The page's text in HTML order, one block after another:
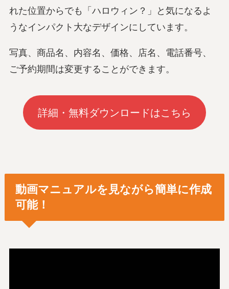
れた位置からでも「ハロウィン？」と気になるよ
うなインパクト大なデザインにしています。
写真、商品名、内容名、価格、店名、電話番号、
ご予約期間は変更することができます。
詳細・無料ダウンロードはこちら
動画マニュアルを見ながら簡単に作成
可能！